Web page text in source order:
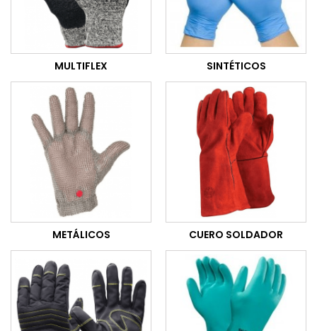
MULTIFLEX SINTÉTICOS
METÁLICOS CUERO SOLDADOR